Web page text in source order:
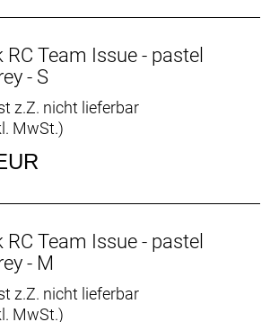
Belcarra Regular 1.5, Titanium rails
Duncan Dropper Post 1.5XC /
100mm
128 kg
Team Issue - pastel
- S
z.Z. nicht lieferbar
MwSt.)
Team Issue - pastel
- M
z.Z. nicht lieferbar
MwSt.)